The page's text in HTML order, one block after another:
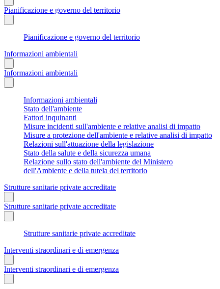
Pianificazione e governo del territorio
Pianificazione e governo del territorio
Informazioni ambientali
Informazioni ambientali
Informazioni ambientali
Stato dell'ambiente
Fattori inquinanti
Misure incidenti sull'ambiente e relative analisi di impatto
Misure a protezione dell'ambiente e relative analisi di impatto
Relazioni sull'attuazione della legislazione
Stato della salute e della sicurezza umana
Relazione sullo stato dell'ambiente del Ministero
dell'Ambiente e della tutela del territorio
Strutture sanitarie private accreditate
Strutture sanitarie private accreditate
Strutture sanitarie private accreditate
Interventi straordinari e di emergenza
Interventi straordinari e di emergenza